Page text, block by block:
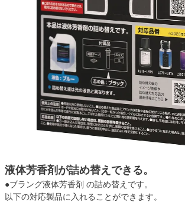
液体芳香剤が詰め替えできる。
●ブラング液体芳香剤 の詰め替えです。
以下の対応製品に入れることができます。